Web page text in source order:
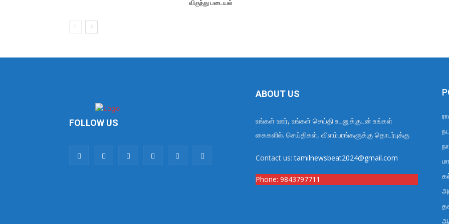
விருந்து படையல்
FOLLOW US
ABOUT US
உங்கள் ஊர், உங்கள் செய்தி உடனுக்குடன் உங்கள்
கைகளில். செய்திகள், விளம்பரங்களுக்கு தொடர்புக்கு
Contact us:tamilnewsbeat2024@gmail.com
Phone: 9843797711